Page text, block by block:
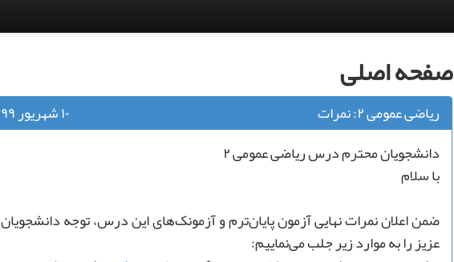
صفحه اصلی
ریاضی عمومی ۲: نمرات
۱۰ شهریور ۹۹
دانشجویان محترم درس ریاضی عمومی ۲
با سلام
ضمن اعلان نمرات نهایی آزمون پایان‌ترم و آزمونک‌های این درس، توجه دانشجویان
عزیز را به موارد زیر جلب می‌نماییم: